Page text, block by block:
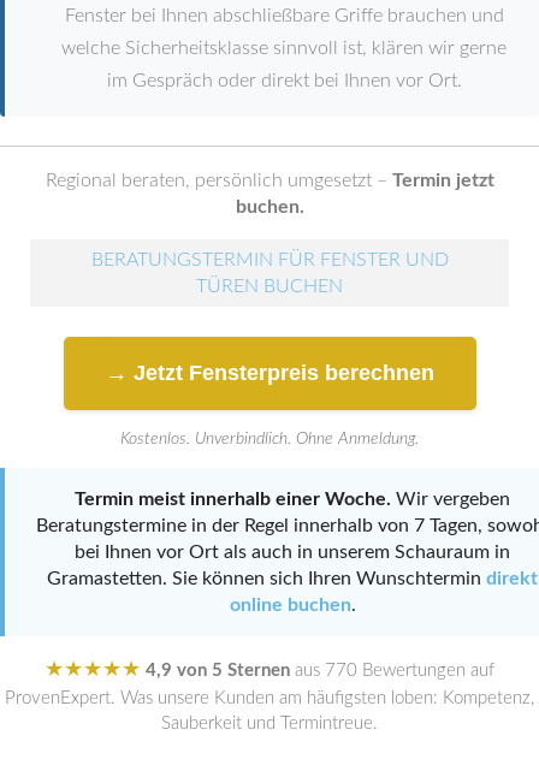
Fenster bei Ihnen abschließbare Griffe brauchen und
welche Sicherheitsklasse sinnvoll ist, klären wir gerne
im Gespräch oder direkt bei Ihnen vor Ort.
Regional beraten, persönlich umgesetzt – Termin jetzt
buchen.
BERATUNGSTERMIN FÜR FENSTER UND
TÜREN BUCHEN
→ Jetzt Fensterpreis berechnen
Kostenlos. Unverbindlich. Ohne Anmeldung.
Termin meist innerhalb einer Woche. Wir vergeben
Beratungstermine in der Regel innerhalb von 7 Tagen,
bei Ihnen vor Ort als auch in unserem Schauraum in
Gramastetten. Sie können sich Ihren Wunschtermin direkt
online buchen.
★★★★★ 4,9 von 5 Sternen aus 770 Bewertungen auf
ProvenExpert. Was unsere Kunden am häufigsten loben: Kompetenz,
Sauberkeit und Termintreue.